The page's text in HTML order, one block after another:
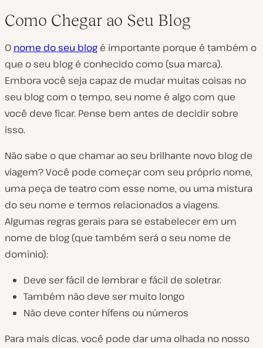
Como Chegar ao Seu Blog
O nome do seu blog é importante porque é também o
que o seu blog é conhecido como (sua marca).
Embora você seja capaz de mudar muitas coisas no
seu blog com o tempo, seu nome é algo com que
você deve ficar. Pense bem antes de decidir sobre
isso.
Não sabe o que chamar ao seu brilhante novo blog de
viagem? Você pode começar com seu próprio nome,
uma peça de teatro com esse nome, ou uma mistura
do seu nome e termos relacionados a viagens.
Algumas regras gerais para se estabelecer em um
nome de blog (que também será o seu nome de
domínio):
Deve ser fácil de lembrar e fácil de soletrar.
Também não deve ser muito longo
Não deve conter hífens ou números
Para mais dicas, você pode dar uma olhada no nosso